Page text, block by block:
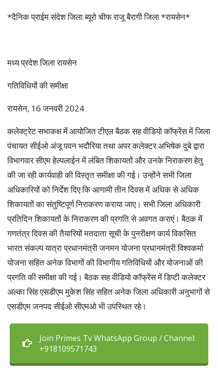
*दैनिक प्राईम संदेश जिला ब्यूरो चीफ राजू बैरागी जिला *रायसेन*
मध्य प्रदेश जिला रायसेन
गतिविधियों की समीक्षा
रायसेन, 16 जनवरी 2024
कलेक्ट्रेट सभाकक्ष में आयोजित टीएल बैठक सह वीडियो कॉफ्रेंस में जिला
पंचायत सीईओ अंजू पवन भदौरिया तथा अपर कलेक्टर अभिषेक दुबे द्वारा
विभागवार सीएम हेल्पलाईन में लंबित शिकायतों और उनके निराकरण हेतु
की जा रही कार्यवाही की विस्तृत समीक्षा की गई। उन्होंने सभी जिला
अधिकारियों को निर्देश दिए कि आगामी तीन दिवस में अधिक से अधिक
शिकायतों का संतुष्टिपूर्ण निराकरण कराया जाए। सभी जिला अधिकारी
प्रतिदिन शिकायतों के निराकरण की प्रगति से अवगत कराएं। बैठक में
गणतंत्र दिवस की तैयारियों मतदाता सूची के पुनरीक्षण कार्य विकसित
भारत संकल्प यात्रा प्रधानमंत्री जनमन योजना प्रधानमंत्री विश्वकर्मा
योजना सहित अनेक विभागों की विभागीय गतिविधियों और योजनाओं की
प्रगति की समीक्षा की गई। बैठक सह वीडियो कॉफ्रेंस में डिप्टी कलेक्टर
अल्का सिंह एसडीएम मुकेश सिंह सहित अनेक जिला अधिकारी अनुभागों से
एसडीएम जनपद सीईओ सीएमओ भी उपस्थित रहे।
Join Primes Tv WhatsApp Group / Channel:
+918109571743